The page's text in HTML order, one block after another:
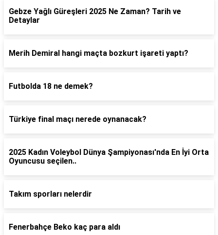
Gebze Yağlı Güreşleri 2025 Ne Zaman? Tarih ve
Detaylar
Merih Demiral hangi maçta bozkurt işareti yaptı?
Futbolda 18 ne demek?
Türkiye final maçı nerede oynanacak?
2025 Kadın Voleybol Dünya Şampiyonası'nda En İyi Orta
Oyuncusu seçilen..
Takım sporları nelerdir
Fenerbahçe Beko kaç para aldı